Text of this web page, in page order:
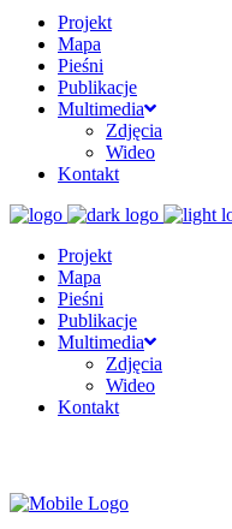
Projekt
Mapa
Pieśni
Publikacje
Multimedia
Zdjęcia
Wideo
Kontakt
Projekt
Mapa
Pieśni
Publikacje
Multimedia
Zdjęcia
Wideo
Kontakt